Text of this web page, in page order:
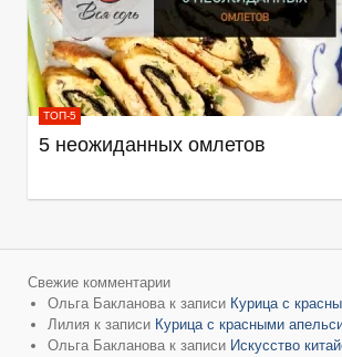
ТОП-5
5 неожиданных омлетов
Свежие комментарии
Ольга Бакланова к записи Курица с
Лилия к записи Курица с красными
Ольга Бакланова к записи Искусство